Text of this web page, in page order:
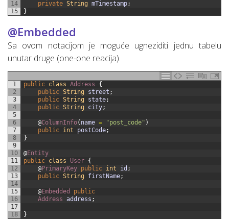
14
15
private String mTimestamp;
}
@Embedded
Sa ovom notacijom je moguće ugneziditi jednu tabelu
unutar druge (one-one reacija).
1
2
3
4
5
6
7
8
9
10
11
12
13
14
15
16
17
18
public class Address
{
public String street ;
public String state;
public String city;
@ColumnInfo( name = "post_code" )
public int postCode;
}
@Entity
public class User {
@PrimaryKey public int id ;
public String firstName;
@Embedded public
Address address ;
}